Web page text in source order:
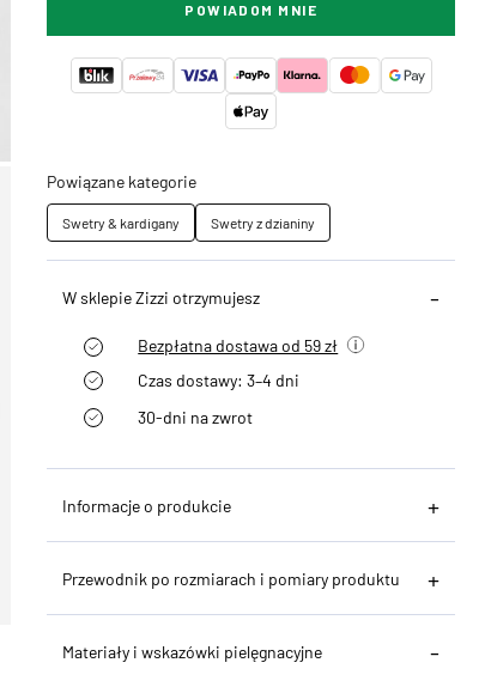
POWIADOM MNIE
Powiązane kategorie
Swetry & kardigany Swetry z dzianiny
W sklepie Zizzi otrzymujesz
Bezpłatna dostawa od 59 zł
Czas dostawy: 3–4 dni
30-dni na zwrot
Informacje o produkcie
Przewodnik po rozmiarach i pomiary produktu
Materiały i wskazówki pielęgnacyjne